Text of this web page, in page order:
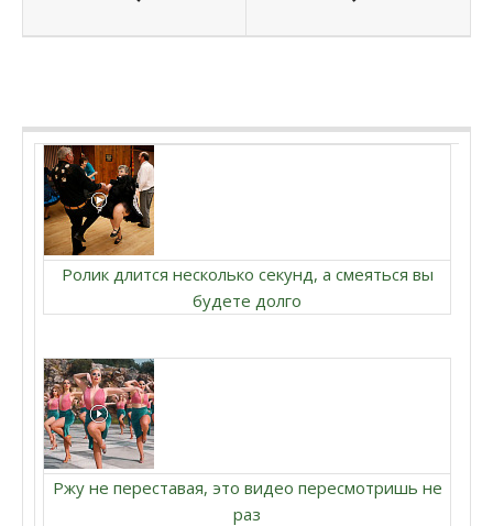
Ролик длится несколько секунд, а смеяться вы
будете долго
Ржу не переставая, это видео пересмотришь не
раз